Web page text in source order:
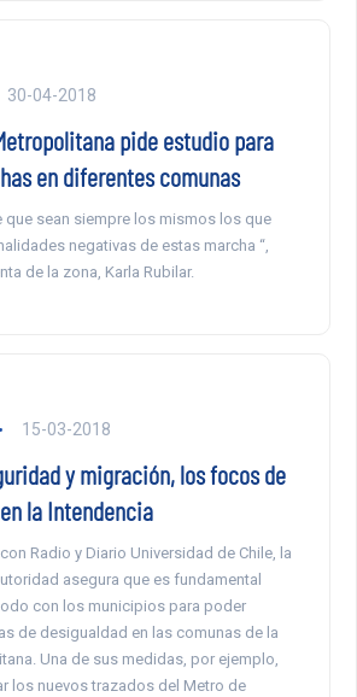
30-04-2018
pide estudio para
en diferentes comunas
que sean siempre los mismos los que
negativas de estas marcha “,
de la zona, Karla Rubilar.
15-03-2018
y migración, los focos de
la Intendencia
Radio y Diario Universidad de Chile, la
asegura que es fundamental
con los municipios para poder
de desigualdad en las comunas de la
Una de sus medidas, por ejemplo,
los nuevos trazados del Metro de